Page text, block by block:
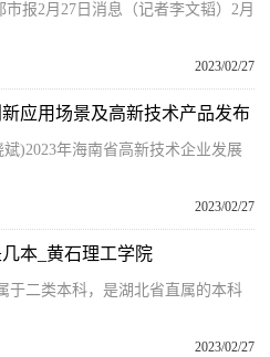
报2月27日消息（记者李文韬）2月
2023/02/27
应用场景及高新技术产品发布
)2023年海南省高新技术企业发展
2023/02/27
本_黄石理工学院
于二类本科，是湖北省直属的本科
2023/02/27